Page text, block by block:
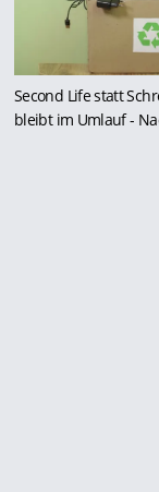
Second Life statt
bleibt im Umlauf-